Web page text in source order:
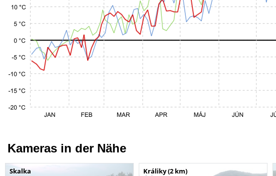
Kameras in der Nähe
Skalka Králiky (2 km)